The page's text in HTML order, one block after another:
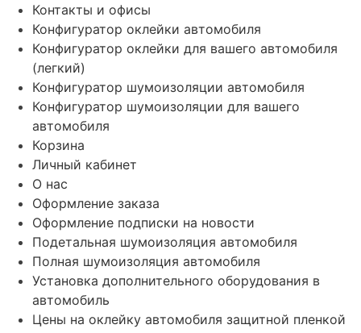
Контакты и офисы
Конфигуратор оклейки автомобиля
Конфигуратор оклейки для вашего автомобиля
(легкий)
Конфигуратор шумоизоляции автомобиля
Конфигуратор шумоизоляции для вашего
автомобиля
Корзина
Личный кабинет
О нас
Оформление заказа
Оформление подписки на новости
Подетальная шумоизоляция автомобиля
Полная шумоизоляция автомобиля
Установка дополнительного оборудования в
автомобиль
Цены на оклейку автомобиля защитной пленкой